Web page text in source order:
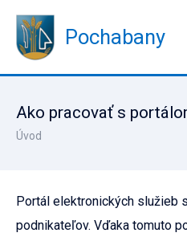
Pochabany
Ako pracovať s
Úvod
Portál elektronických služieb
podnikateľov. Vďaka tomuto